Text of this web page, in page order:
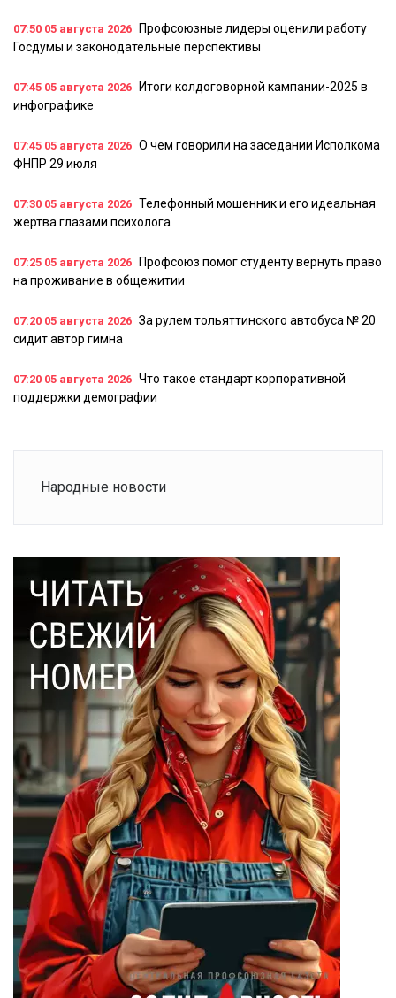
07:50 05 августа 2026
Профсоюзные лидеры оценили работу
Госдумы и законодательные перспективы
07:45 05 августа 2026
Итоги колдоговорной кампании-2025 в
инфографике
07:45 05 августа 2026 О чем говорили на заседании Исполкома
ФНПР 29 июля
07:30 05 августа 2026 Телефонный мошенник и его идеальная
жертва глазами психолога
07:25 05 августа 2026
Профсоюз помог студенту вернуть право
на проживание в общежитии
07:20 05 августа 2026 За рулем тольяттинского автобуса № 20
сидит автор гимна
07:20 05 августа 2026 Что такое стандарт корпоративной
поддержки демографии
Народные новости